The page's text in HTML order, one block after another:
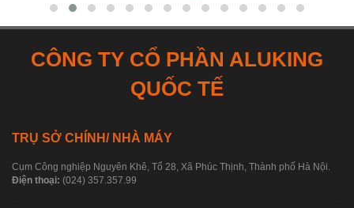
CÔNG TY CỔ PHẦN ALUKING
QUỐC TẾ
TRỤ SỞ CHÍNH/ NHÀ MÁY
Cụm Công nghiệp Nguyên Khê, Tổ 28, Xã Phúc Thịnh, Thành phố Hà Nội.
Điện thoại: (024) 357.357.99